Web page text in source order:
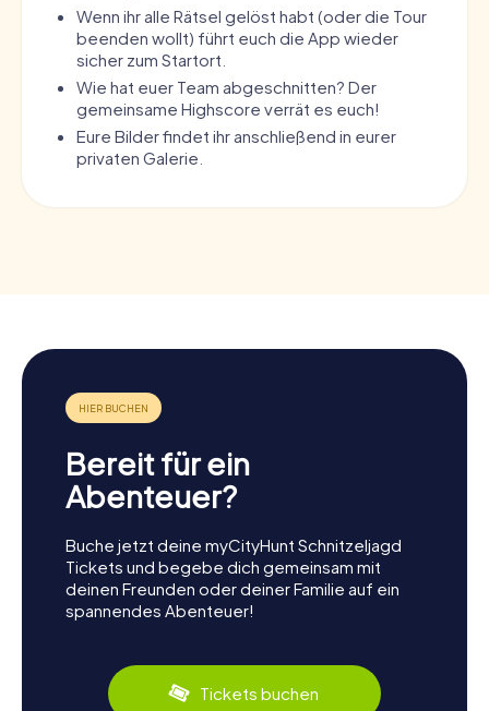
Wenn ihr alle Rätsel gelöst habt (oder die Tour
beenden wollt) führt euch die App wieder
sicher zum Startort.
Wie hat euer Team abgeschnitten? Der
gemeinsame Highscore verrät es euch!
Eure Bilder findet ihr anschließend in eurer
privaten Galerie.
Bereit für ein
Abenteuer?
Buche jetzt deine myCityHunt Schnitzeljagd
Tickets und begebe dich gemeinsam mit
deinen Freunden oder deiner Familie auf ein
spannendes Abenteuer!
Tickets buchen